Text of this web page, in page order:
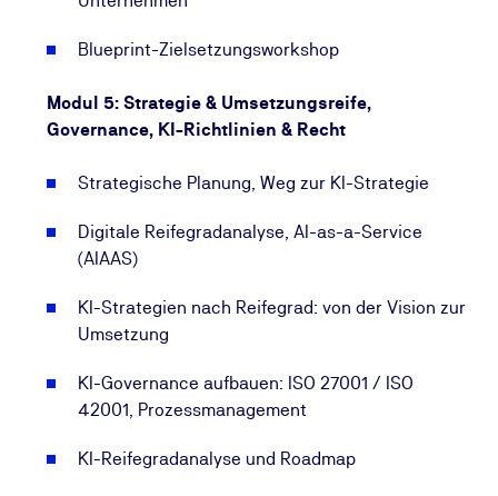
Blueprint-Zielsetzungsworkshop
Modul 5: Strategie & Umsetzungsreife,
Governance, KI-Richtlinien & Recht
Strategische Planung, Weg zur KI-Strategie
Digitale Reifegradanalyse, AI-as-a-Service
(AIAAS)
KI-Strategien nach Reifegrad: von der Vision zur
Umsetzung
KI-Governance aufbauen: ISO 27001 / ISO
42001, Prozessmanagement
KI-Reifegradanalyse und Roadmap